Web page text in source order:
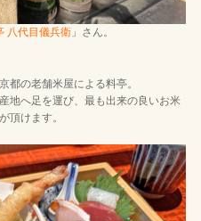
八代目儀兵衛」さん。
都の老舗米屋による料亭。
地へ足を運び、最も出来の良いお米
頂けます。